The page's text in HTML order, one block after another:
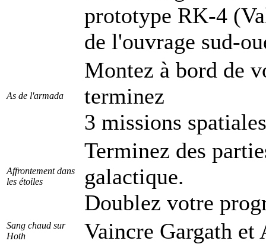
prototype RK-4
de l'ouvrage sud-
As de l'armada
Montez à bord de
terminez
3 missions
Affrontement dans
les étoiles
Terminez des
galactique.
Doublez votre
Sang chaud sur
Hoth
Vaincre Gargath et